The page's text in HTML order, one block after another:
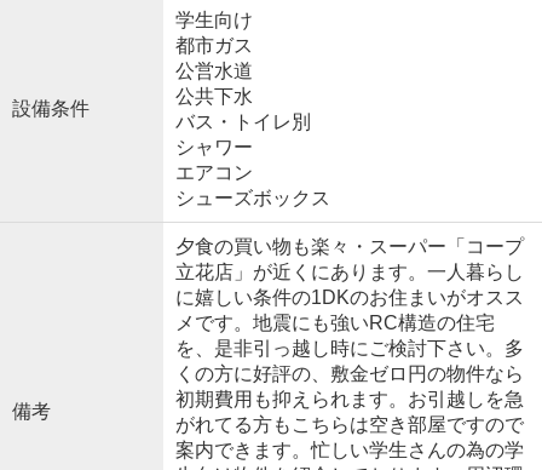
設備条件
学生向け
都市ガス
公営水道
公共下水
バス・トイレ別
シャワー
エアコン
シューズボックス
備考
夕食の買い物も楽々・スーパー「コープ
立花店」が近くにあります。一人暮らし
に嬉しい条件の1DKのお住まいがオスス
メです。地震にも強いRC構造の住宅
を、是非引っ越し時にご検討下さい。多
くの方に好評の、敷金ゼロ円の物件なら
初期費用も抑えられます。お引越しを急
がれてる方もこちらは空き部屋ですので
案内できます。忙しい学生さんの為の学